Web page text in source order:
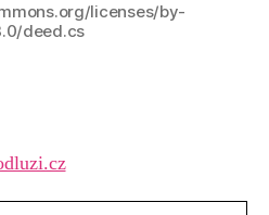
licenses/by-
deed.cs